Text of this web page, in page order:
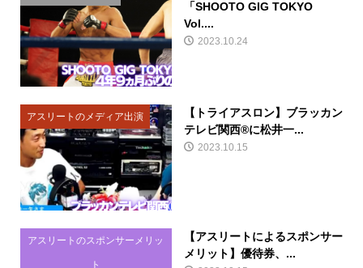
「SHOOTO GIG TOKYO
Vol....
2023.10.24
アスリートのメディア出演
【トライアスロン】ブラッカン
テレビ関西®に松井一...
2023.10.15
アスリートのスポンサーメリッ
ト
【アスリートによるスポンサー
メリット】優待券、...